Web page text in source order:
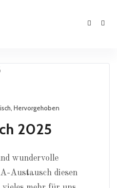
, Hervorgehoben
2025
wundervolle
Austausch diesen